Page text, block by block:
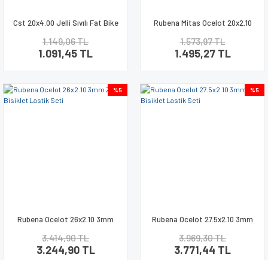
Cst 20x4.00 Jelli Sıvılı Fat Bike
1.149,06 TL
1.091,45 TL
Rubena Mitas Ocelot 20x2.10
1.573,97 TL
1.495,27 TL
%5
Rubena Ocelot 26x2.10 3mm
3.414,90 TL
3.244,90 TL
%5
Rubena Ocelot 27.5x2.10 3mm
3.969,30 TL
3.771,44 TL